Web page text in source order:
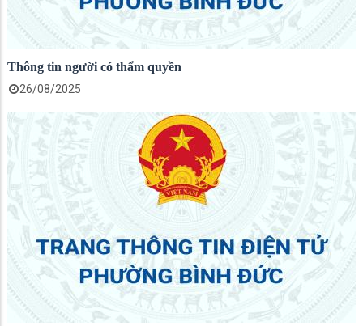
Thông tin người có thẩm quyền
26/08/2025